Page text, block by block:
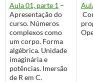
Aula 01, parte 1 –
Apresentação do
curso. Números
complexos como
um corpo. Forma
algébrica. Unidade
imaginária e
potências. Imersão
de R em C.